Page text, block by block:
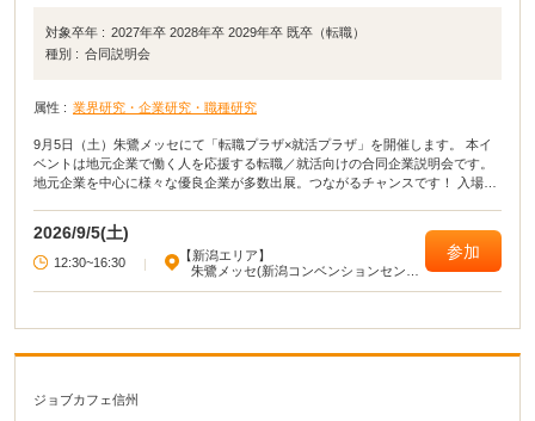
対象卒年 : 2027年卒 2028年卒 2029年卒 既卒（転職）
種別 : 合同説明会
属性 : 業界研究・企業研究・職種研究
9月5日（土）朱鷺メッセにて「転職プラザ×就活プラザ」を開催します。 本イ
ベントは地元企業で働く人を応援する転職／就活向けの合同企業説明会です。
地元企業を中心に様々な優良企業が多数出展。つながるチャンスです！ 入場無
2026/9/5(土)
12:30~16:30 |
【新潟エリア】
朱鷺メッセ(新潟コンベンションセンタ
参加
ジョブカフェ信州